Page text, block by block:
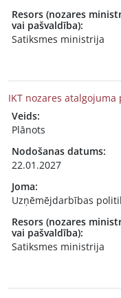
Resors (nozares
vai pašvaldība):
Satiksmes ministrija
IKT nozares
Veids:
Plānots
Nodošanas datums:
22.01.2027
Joma:
Uzņēmējdarbības
Resors (nozares
vai pašvaldība):
Satiksmes ministrija